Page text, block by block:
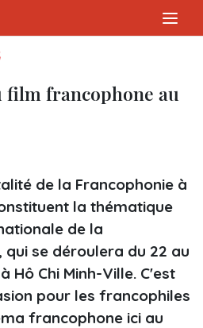
film francophone au
de la Francophonie à
la thématique
de la
qui se déroulera du 22 au
Hô Chi Minh-Ville. C'est
pour les francophiles
francophone ici au